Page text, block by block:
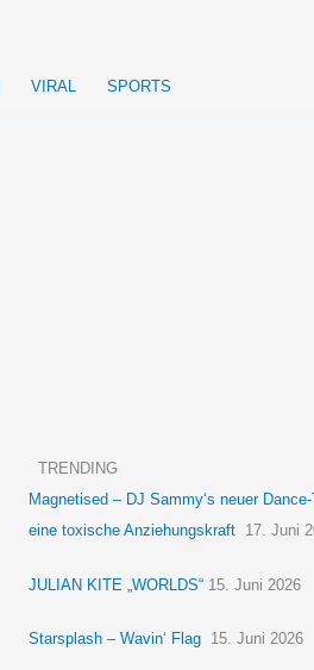
VIRAL SPORTS
TRENDING
Magnetised – DJ Sammy‘s neuer
eine toxische Anziehungskraft 17. Juni
JULIAN KITE „WORLDS“ 15. Juni 2026
Starsplash – Wavin‘ Flag 15. Juni 2026